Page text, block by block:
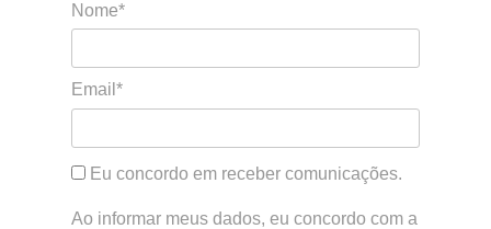
Nome*
Email*
Eu concordo em receber comunicações.
Ao informar meus dados, eu concordo com a